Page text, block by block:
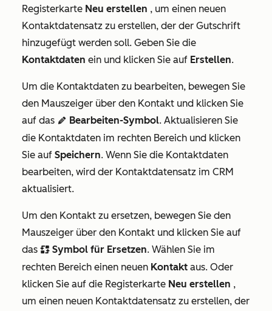
Registerkarte Neu erstellen , um einen neuen
Kontaktdatensatz zu erstellen, der der Gutschrift
hinzugefügt werden soll. Geben Sie die
Kontaktdaten ein und klicken Sie auf Erstellen.
Um die Kontaktdaten zu bearbeiten, bewegen Sie
den Mauszeiger über den Kontakt und klicken Sie
auf das edit Bearbeiten-Symbol. Aktualisieren Sie
die Kontaktdaten im rechten Bereich und klicken
Sie auf Speichern. Wenn Sie die Kontaktdaten
bearbeiten, wird der Kontaktdatensatz im CRM
aktualisiert.
Um den Kontakt zu ersetzen, bewegen Sie den
Mauszeiger über den Kontakt und klicken Sie auf
das replace Symbol für Ersetzen. Wählen Sie im
rechten Bereich einen neuen Kontakt aus. Oder
klicken Sie auf die Registerkarte Neu erstellen ,
um einen neuen Kontaktdatensatz zu erstellen, der